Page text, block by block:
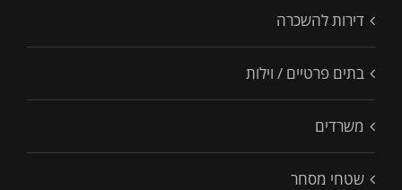
דירות להשכרה
בתים פרטיים / וילות
משרדים
שטחי מסחר